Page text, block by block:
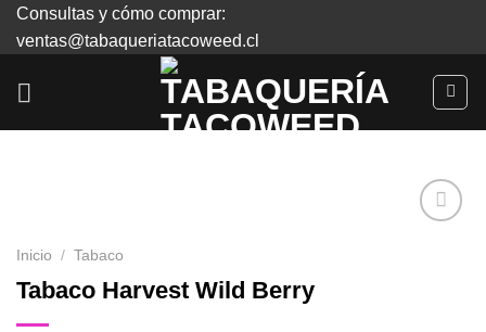
SkipConsultas y cómo comprar:
ventas@tabaqueriatacoweed.cl
Inicio / Tabaco
Tabaco Harvest Wild Berry